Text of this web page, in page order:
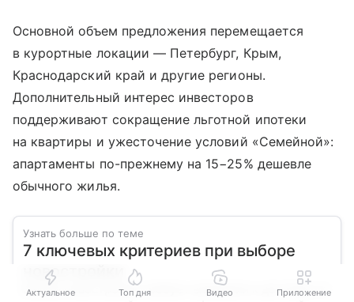
Основной объем предложения перемещается
в курортные локации — Петербург, Крым,
Краснодарский край и другие регионы.
Дополнительный интерес инвесторов
поддерживают сокращение льготной ипотеки
на квартиры и ужесточение условий «Семейной»:
апартаменты по-прежнему на 15−25% дешевле
обычного жилья.
Узнать больше по теме
7 ключевых критериев при выборе
новостройки
Выбор новостройки требует внимания к деталям: от
Актуальное Топ дня Видео Приложение